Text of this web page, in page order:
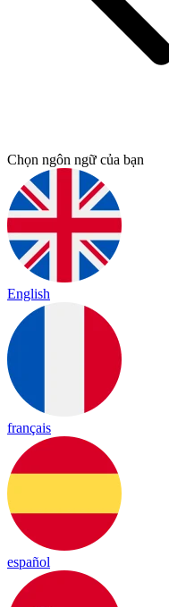
Chọn ngôn ngữ của bạn
English
français
español